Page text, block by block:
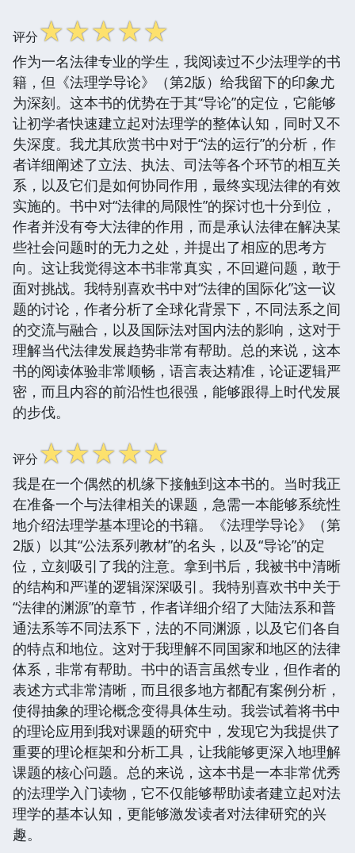
评分☆☆☆☆☆
作为一名法律专业的学生，我阅读过不少法理学的书
籍，但《法理学导论》（第2版）给我留下的印象尤
为深刻。这本书的优势在于其“导论”的定位，它能够
让初学者快速建立起对法理学的整体认知，同时又不
失深度。我尤其欣赏书中对于“法的运行”的分析，作
者详细阐述了立法、执法、司法等各个环节的相互关
系，以及它们是如何协同作用，最终实现法律的有效
实施的。书中对“法律的局限性”的探讨也十分到位，
作者并没有夸大法律的作用，而是承认法律在解决某
些社会问题时的无力之处，并提出了相应的思考方
向。这让我觉得这本书非常真实，不回避问题，敢于
面对挑战。我特别喜欢书中对“法律的国际化”这一议
题的讨论，作者分析了全球化背景下，不同法系之间
的交流与融合，以及国际法对国内法的影响，这对于
理解当代法律发展趋势非常有帮助。总的来说，这本
书的阅读体验非常顺畅，语言表达精准，论证逻辑严
密，而且内容的前沿性也很强，能够跟得上时代发展
的步伐。
评分☆☆☆☆☆
我是在一个偶然的机缘下接触到这本书的。当时我正
在准备一个与法律相关的课题，急需一本能够系统性
地介绍法理学基本理论的书籍。《法理学导论》（第
2版）以其“公法系列教材”的名头，以及“导论”的定
位，立刻吸引了我的注意。拿到书后，我被书中清晰
的结构和严谨的逻辑深深吸引。我特别喜欢书中关于
“法律的渊源”的章节，作者详细介绍了大陆法系和普
通法系等不同法系下，法的不同渊源，以及它们各自
的特点和地位。这对于我理解不同国家和地区的法律
体系，非常有帮助。书中的语言虽然专业，但作者的
表述方式非常清晰，而且很多地方都配有案例分析，
使得抽象的理论概念变得具体生动。我尝试着将书中
的理论应用到我对课题的研究中，发现它为我提供了
重要的理论框架和分析工具，让我能够更深入地理解
课题的核心问题。总的来说，这本书是一本非常优秀
的法理学入门读物，它不仅能够帮助读者建立起对法
理学的基本认知，更能够激发读者对法律研究的兴
趣。